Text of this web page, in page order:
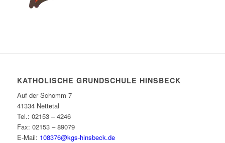
KATHOLISCHE GRUNDSCHULE HINSBECK
Auf der Schomm 7
41334 Nettetal
Tel.: 02153 – 4246
Fax: 02153 – 89079
E-Mail: 108376@kgs-hinsbeck.de